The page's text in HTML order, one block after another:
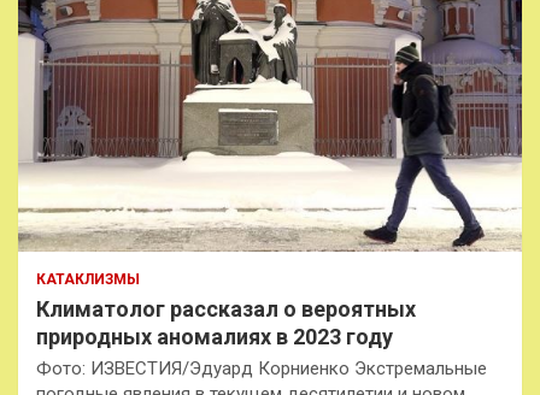
КАТАКЛИЗМЫ
Климатолог рассказал о вероятных
природных аномалиях в 2023 году
Фото: ИЗВЕСТИЯ/Эдуард Корниенко Экстремальные